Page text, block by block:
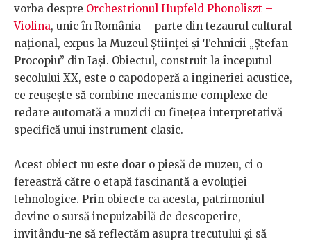
vorba despre Orchestrionul Hupfeld Phonoliszt –
Violina, unic în România – parte din tezaurul cultural
național, expus la Muzeul Științei și Tehnicii „Ștefan
Procopiu” din Iași. Obiectul, construit la începutul
secolului XX, este o capodoperă a ingineriei acustice,
ce reușește să combine mecanisme complexe de
redare automată a muzicii cu finețea interpretativă
specifică unui instrument clasic.
Acest obiect nu este doar o piesă de muzeu, ci o
fereastră către o etapă fascinantă a evoluției
tehnologice. Prin obiecte ca acesta, patrimoniul
devine o sursă inepuizabilă de descoperire,
invitându-ne să reflectăm asupra trecutului și să